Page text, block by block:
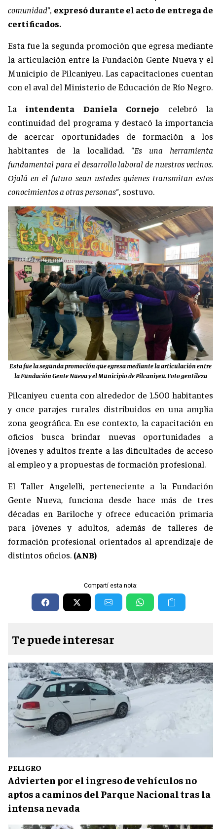
comunidad", expresó durante el acto de entrega de
certificados.
Esta fue la segunda promoción que egresa mediante
la articulación entre la Fundación Gente Nueva y el
Municipio de Pilcaniyeu. Las capacitaciones cuentan
con el aval del Ministerio de Educación de Río Negro.
La intendenta Daniela Cornejo celebró la
continuidad del programa y destacó la importancia
de acercar oportunidades de formación a los
habitantes de la localidad. "Es una herramienta
fundamental para el desarrollo laboral de nuestros vecinos.
Ojalá en el futuro sean ustedes quienes transmitan estos
conocimientos a otras personas", sostuvo.
Esta fue la segunda promoción que egresa mediante la articulación entre
la Fundación Gente Nueva y el Municipio de Pilcaniyeu. Foto gentileza
Pilcaniyeu cuenta con alrededor de 1.500 habitantes
y once parajes rurales distribuidos en una amplia
zona geográfica. En ese contexto, la capacitación en
oficios busca brindar nuevas oportunidades a
jóvenes y adultos frente a las dificultades de acceso
al empleo y a propuestas de formación profesional.
El Taller Angelelli, perteneciente a la Fundación
Gente Nueva, funciona desde hace más de tres
décadas en Bariloche y ofrece educación primaria
para jóvenes y adultos, además de talleres de
formación profesional orientados al aprendizaje de
distintos oficios. (ANB)
Compartí esta nota:
Te puede interesar
PELIGRO
Advierten por el ingreso de vehículos no
aptos a caminos del Parque Nacional tras la
intensa nevada